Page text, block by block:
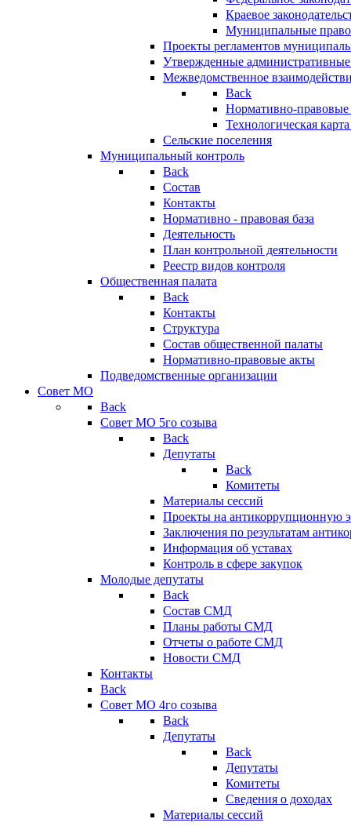
Краевое
Муниципальные
Проекты регламентов
Утвержденные
Межведомственное
Back
Нормативно-правовые
Технологическая
Сельские поселения
Муниципальный контроль
Back
Состав
Контакты
Нормативно - правовая база
Деятельность
План контрольной деятельности
Реестр видов контроля
Общественная палата
Back
Контакты
Структура
Состав общественной палаты
Нормативно-правовые акты
Подведомственные организации
Совет МО
Back
Совет МО 5го созыва
Back
Депутаты
Back
Комитеты
Материалы сессий
Проекты на антикоррупционную
Заключения по результатам
Информация об уставах
Контроль в сфере закупок
Молодые депутаты
Back
Состав СМД
Планы работы СМД
Отчеты о работе СМД
Новости СМД
Контакты
Back
Совет МО 4го созыва
Back
Депутаты
Back
Депутаты
Комитеты
Сведения о доходах
Материалы сессий